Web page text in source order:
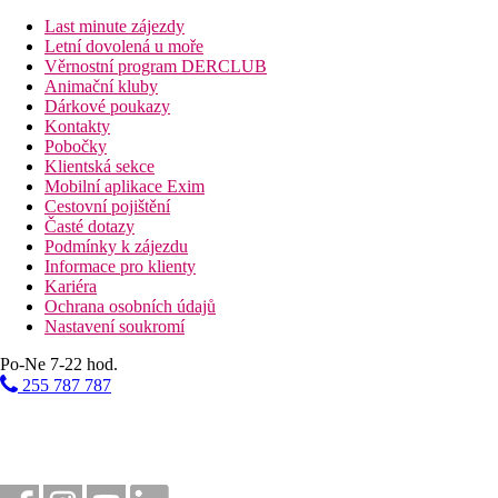
Stravování
All Inclusive:
Hlavní restaurace "Samaria": 7.00–10.15 snídaně formou bufetu,
víno.
Asijská restaurace "Jasmine": 18.30-21.30 večeře fformou bufetu
Řecká restaurace "Oregano": 18.30-21.30 večeře, servírovaná (po
Snack bar: 10.00-18.00 lehké občerstvení (pizza, burger, gyros,
Hlavní bar: 17.00–24.00 nealkoholické nápoje, pivo, víno,
Bar u bazénu: 10.00–24.00 nealkoholické nápoje, pivo, víno,
"Scoop": 10.00-18.00 zmrzlina, vafle, palačinky, popcorn
"Velvet": 20.30-24.00 nealkoholické a alkolické nápoje (vše místní
Upozornění:U večeře je vyžadováno formální oblečení. Výše
Sportovní nabídka
: tenisový kurt, basketbalové a fotbalové hřiště,
Last minute zájezdy
Letní dovolená u moře
Věrnostní program DERCLUB
Animační kluby
Dárkové poukazy
Kontakty
Pobočky
Klientská sekce
Mobilní aplikace Exim
Cestovní pojištění
Časté dotazy
Podmínky k zájezdu
Informace pro klienty
Kariéra
Ochrana osobních údajů
Nastavení soukromí
Po-Ne 7-22 hod.
255 787 787